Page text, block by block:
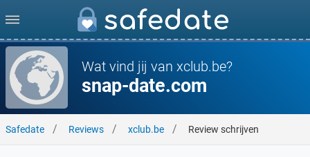
Wat vind jij van xclub.be?
snap-date.com
Safedate Reviews xclub.be Review schrijven